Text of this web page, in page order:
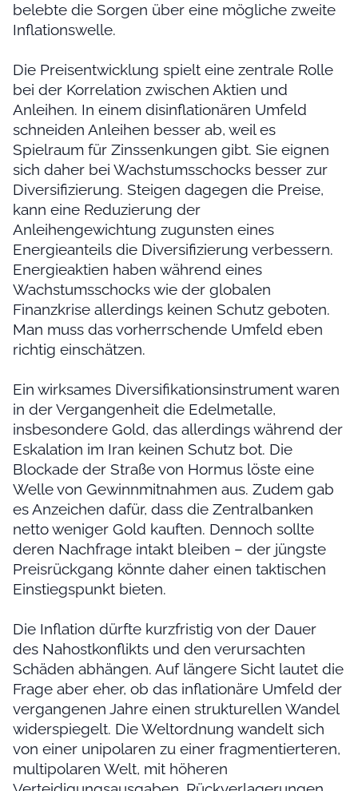
belebte die Sorgen über eine mögliche zweite
Inflationswelle.
Die Preisentwicklung spielt eine zentrale Rolle
bei der Korrelation zwischen Aktien und
Anleihen. In einem disinflationären Umfeld
schneiden Anleihen besser ab, weil es
Spielraum für Zinssenkungen gibt. Sie eignen
sich daher bei Wachstumsschocks besser zur
Diversifizierung. Steigen dagegen die Preise,
kann eine Reduzierung der
Anleihengewichtung zugunsten eines
Energieanteils die Diversifizierung verbessern.
Energieaktien haben während eines
Wachstumsschocks wie der globalen
Finanzkrise allerdings keinen Schutz geboten.
Man muss das vorherrschende Umfeld eben
richtig einschätzen.
Ein wirksames Diversifikationsinstrument waren
in der Vergangenheit die Edelmetalle,
insbesondere Gold, das allerdings während der
Eskalation im Iran keinen Schutz bot. Die
Blockade der Straße von Hormus löste eine
Welle von Gewinnmitnahmen aus. Zudem gab
es Anzeichen dafür, dass die Zentralbanken
netto weniger Gold kauften. Dennoch sollte
deren Nachfrage intakt bleiben – der jüngste
Preisrückgang könnte daher einen taktischen
Einstiegspunkt bieten.
Die Inflation dürfte kurzfristig von der Dauer
des Nahostkonflikts und den verursachten
Schäden abhängen. Auf längere Sicht lautet die
Frage aber eher, ob das inflationäre Umfeld der
vergangenen Jahre einen strukturellen Wandel
widerspiegelt. Die Weltordnung wandelt sich
von einer unipolaren zu einer fragmentierteren,
multipolaren Welt, mit höheren